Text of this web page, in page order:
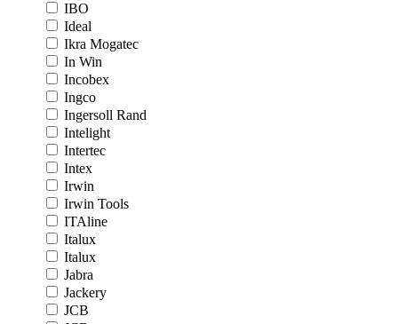
IBO
Ideal
Ikra Mogatec
In Win
Incobex
Ingco
Ingersoll Rand
Intelight
Intertec
Intex
Irwin
Irwin Tools
ITAline
Italux
Italux
Jabra
Jackery
JCB